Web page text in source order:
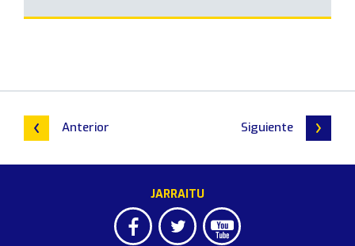
Anterior Siguiente
JARRAITU